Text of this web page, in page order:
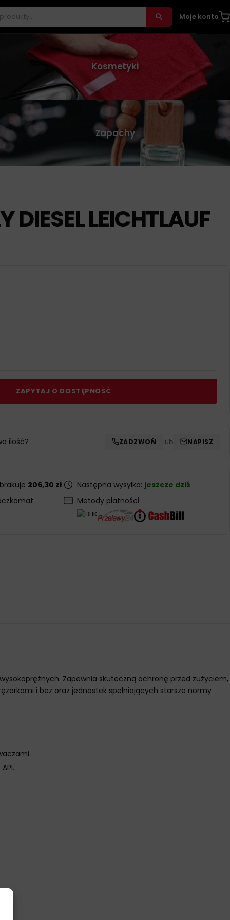
Moje konto
Kosmetyki
Zapachy
DIESEL LEICHTLAUF
ZAPYTAJ O DOSTĘPNOŚĆ
ilość? ZADZWOŃ lub NAPISZ
206,30 zł
Następna wysyłka: jeszcze dziś
Metody płatności
Zapewnia skuteczną ochronę przed zużyciem,
i bez oraz jednostek spełniających starsze normy